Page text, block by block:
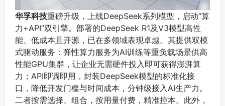
华孚科技重磅升级，上线DeepSeek系列模型，启动“算
力+API”双引擎。部署的DeepSeek R1及V3模型高性
能、低成本且开源，已在多领域表现卓越。其提供双模
式驱动服务：弹性算力服务为AI训练等重负载场景供高
性能GPU集群，让企业无需硬件投入即可获得澎湃算
力；API即调即用，封装DeepSeek模型的标准化接
口，降低开发门槛与时间成本，分钟级接入AI生产力。
二者按需选择、组合，按用量付费，精准控本。此外，